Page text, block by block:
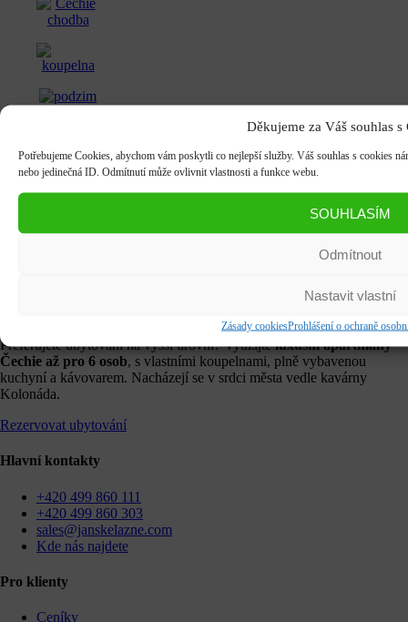
Děkujeme za Váš souhlas s
Potřebujeme Cookies, abychom vám poskytli co nejlepší služby. Váš souhlas s cookies
nebo jedinečná ID. Odmítnutí může ovlivnit vlastnosti a funkce webu.
SOUHLASÍM
Odmítnout
Nastavit vlastní
Zásady cookiesProhlášení o ochraně
Apartmány Čechie
Preferujete ubytování na vyšší úrovni? Využijteluxusní apartmány
Čechie až pro 6 osob, s vlastními koupelnami, plně vybavenou
kuchyní a kávovarem. Nacházejí se v srdci města vedle kavárny
Kolonáda.
Rezervovat ubytování
Hlavní kontakty
+420 499 860 111
+420 499 860 303
sales@janskelazne.com
Kde nás najdete
Pro klienty
Ceníky